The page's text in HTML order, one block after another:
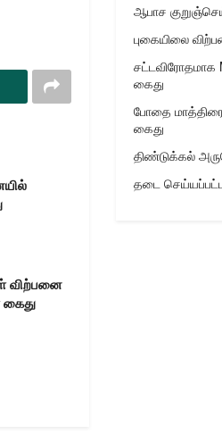
விற்பனை
கைது
ஆபாச
புகையிலை
சட்டவிரோதமாக
கைது
போதை
கைது
திண்டுக்கல்
தடை செய்யப்பட்ட